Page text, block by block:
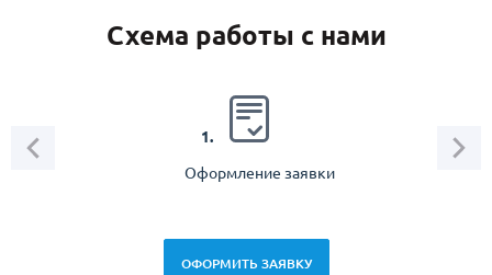
Схема работы с нами
1.
Оформление заявки
ОФОРМИТЬ ЗАЯВКУ